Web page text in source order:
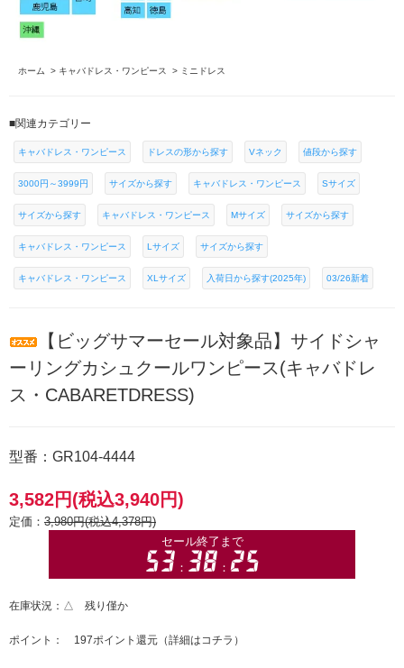
ホーム > キャバドレス・ワンピース > ミニドレス
■関連カテゴリー
キャバドレス・ワンピース ドレスの形から探す Vネック 値段から探す
3000円～3999円 サイズから探す キャバドレス・ワンピース Sサイズ
サイズから探す キャバドレス・ワンピース Mサイズ サイズから探す
キャバドレス・ワンピース Lサイズ サイズから探す
キャバドレス・ワンピース XLサイズ 入荷日から探す(2025年) 03/26新着
【ビッグサマーセール対象品】サイドシャ
ーリングカシュクールワンピース(キャバドレ
ス・CABARETDRESS)
型番：GR104-4444
3,582円(税込3,940円)
定価： 3,980円(税込4,378円)
在庫状況：△ 残り僅か
ポイント： 197ポイント還元（詳細はコチラ ）